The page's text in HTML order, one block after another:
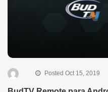
Posted Oct 15, 2019